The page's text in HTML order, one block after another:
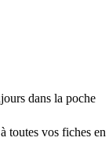
dans la poche
toutes vos fiches en